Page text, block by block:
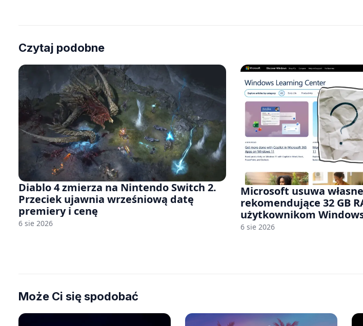
Czytaj podobne
Diablo 4 zmierza na Nintendo Switch 2.
Przeciek ujawnia wrześniową datę
premiery i cenę
6 sie 2026
Microsoft usuwa
rekomendujące 32 GB
użytkownikom
nam przy tym
6 sie 2026
Może Ci się spodobać